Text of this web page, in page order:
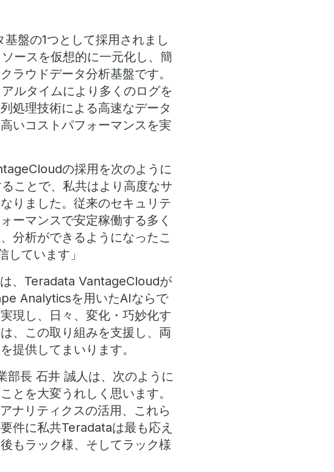
盤の1つとして採用されまし
ースを仮想的に一元化し、簡
ラウドデータ分析基盤です。
ルタイムにより多くのログを
処理技術による高速なデータ
いコストパフォーマンスを実
の採用を次のように
ことで、私共はより高度なサ
りました。従来のセキュリテ
ーマンスで安定稼働する多く
分析ができるようになったこ
ています」
、Teradata VantageCloudが
Analyticsを用いたAIならで
現し、日々、変化・巧妙化す
、この取り組みを支援し、両
提供してまいります。
部長 石井 誠人は、次のように
とを大変うれしく思います。
ナリティクスの活用、これら
件に私共Teradataは最も応え
もラック様、そしてラック様